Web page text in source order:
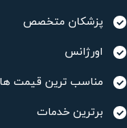
پزشکان متخصص
اورژانس
مناسب ترین قیمت ها
برترین خدمات